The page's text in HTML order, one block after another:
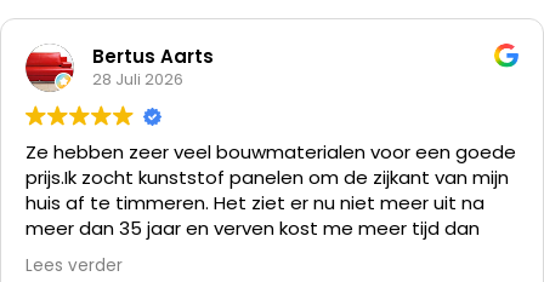
Bertus Aarts
28 Juli 2026
Ze hebben zeer veel bouwmaterialen voor een goede
prijs.Ik zocht kunststof panelen om de zijkant van mijn
huis af te timmeren. Het ziet er nu niet meer uit na
meer dan 35 jaar en verven kost me meer tijd dan
alles er af slopen en die kunststof panelen er op
Lees verder